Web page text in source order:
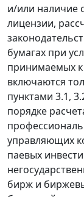
и/или наличие
лицензии,
бумагах при
принимаемых к
включаются
пунктами 3.1,
порядке
управляющих
паевых
бирж и